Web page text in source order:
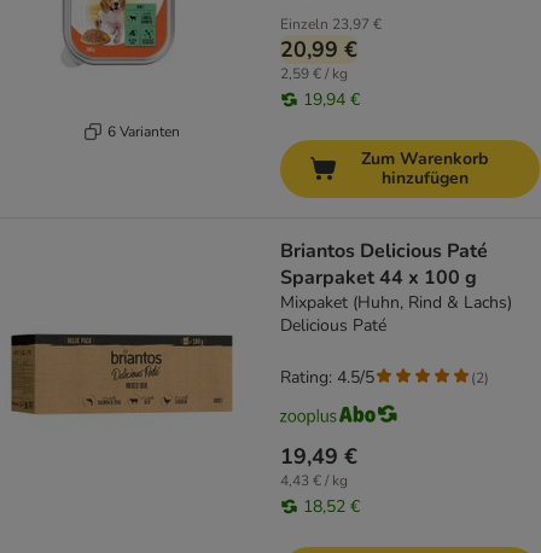
6 Varianten
Einzeln 23,97 €
20,99 €
2,59 € / kg
19,94 €
Zum Warenkorb
hinzufügen
Briantos Delicious Paté
Sparpaket 44 x 100 g
Mixpaket (Huhn, Rind & Lachs)
Delicious Paté
19,49 €
4,43 € / kg
18,52 €
Rating: 4.5/5 (2)